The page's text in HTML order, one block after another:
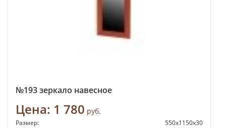
№193 зеркало навесное
Цена: 1 780 руб.
Размер: 550х1150х30